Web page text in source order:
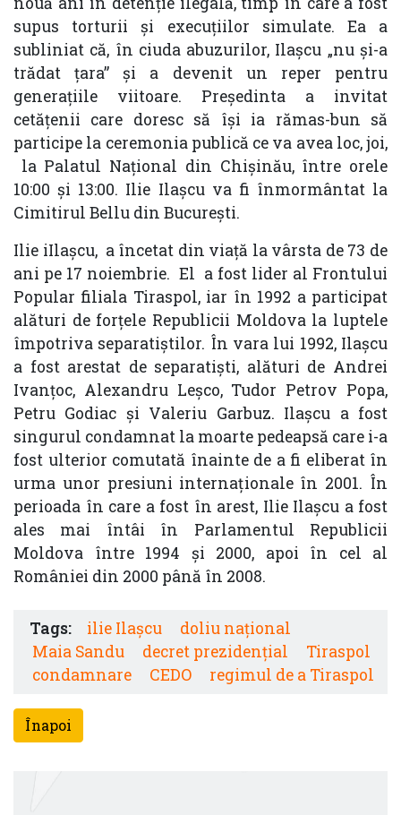
supus torturii și execuțiilor simulate. Ea a
subliniat că, în ciuda abuzurilor, Ilașcu „nu și-a
trădat țara” și a devenit un reper pentru
generațiile viitoare. Președinta a invitat
cetățenii care doresc să își ia rămas-bun să
participe la ceremonia publică ce va avea loc, joi,
la Palatul Național din Chișinău, între orele
10:00 și 13:00. Ilie Ilașcu va fi înmormântat la
Cimitirul Bellu din București.
Ilie iIlaşcu, a încetat din viaţă la vârsta de 73 de
ani pe 17 noiembrie. El a fost lider al Frontului
Popular filiala Tiraspol, iar în 1992 a participat
alături de forţele Republicii Moldova la luptele
împotriva separatiştilor. În vara lui 1992, Ilaşcu
a fost arestat de separatişti, alături de Andrei
Ivanţoc, Alexandru Leşco, Tudor Petrov Popa,
Petru Godiac şi Valeriu Garbuz. Ilaşcu a fost
singurul condamnat la moarte pedeapsă care i-a
fost ulterior comutată înainte de a fi eliberat în
urma unor presiuni internaţionale în 2001. În
perioada în care a fost în arest, Ilie Ilaşcu a fost
ales mai întâi în Parlamentul Republicii
Moldova între 1994 şi 2000, apoi în cel al
României din 2000 până în 2008.
Tags: ilie Ilașcu
doliu naţional
Maia Sandu
decret prezidențial
Tiraspol
condamnare
CEDO regimul de a Tiraspol
Înapoi